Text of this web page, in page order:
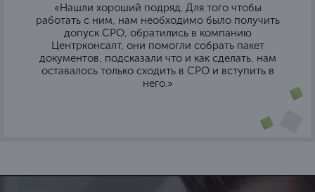
«Нашли хороший подряд. Для того чтобы
работать с ним, нам необходимо было получить
допуск СРО, обратились в компанию
Центрконсалт, они помогли собрать пакет
документов, подсказали что и как сделать, нам
оставалось только сходить в СРО и вступить в
него.»